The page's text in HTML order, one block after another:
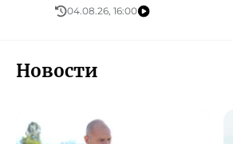
04.08.26, 16:00
Новости